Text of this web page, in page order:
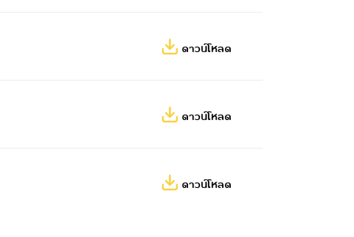
ดาวน์โหลด
ดาวน์โหลด
ดาวน์โหลด